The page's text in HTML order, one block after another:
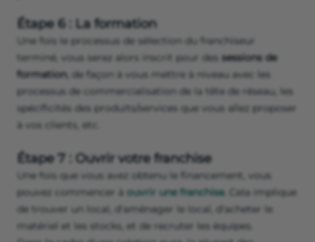
Étape 6 : La formation
Une fois le processus de sélection du franchiseur
terminé, vous serez alors inscrit pour des sessions de
formation, de façon à vous mettre à niveau avec les
processus de commercialisation de la tête de réseau, les
spécificités des produits/services que vous allez proposer
à vos clients, etc.
Étape 7 : Ouvrir votre franchise
Une fois que vous avez obtenu le financement, vous
pouvez commencer à ouvrir une franchise. Cela implique
de trouver un local, d'aménager le local, d'acheter le
matériel et les stocks, et de recruter les équipes.